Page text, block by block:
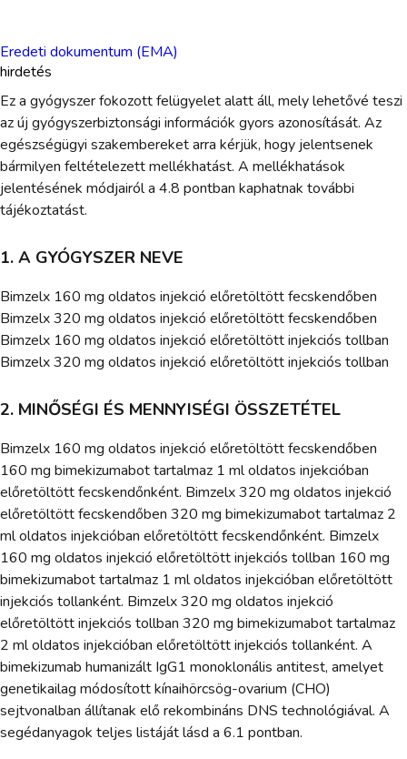
Eredeti dokumentum (EMA)
hirdetés
Ez a gyógyszer fokozott felügyelet alatt áll, mely lehetővé teszi
az új gyógyszerbiztonsági információk gyors azonosítását. Az
egészségügyi szakembereket arra kérjük, hogy jelentsenek
bármilyen feltételezett mellékhatást. A mellékhatások
jelentésének módjairól a 4.8 pontban kaphatnak további
tájékoztatást.
1. A GYÓGYSZER NEVE
Bimzelx 160 mg oldatos injekció előretöltött fecskendőben
Bimzelx 320 mg oldatos injekció előretöltött fecskendőben
Bimzelx 160 mg oldatos injekció előretöltött injekciós tollban
Bimzelx 320 mg oldatos injekció előretöltött injekciós tollban
2. MINŐSÉGI ÉS MENNYISÉGI ÖSSZETÉTEL
Bimzelx 160 mg oldatos injekció előretöltött fecskendőben
160 mg bimekizumabot tartalmaz 1 ml oldatos injekcióban
előretöltött fecskendőnként. Bimzelx 320 mg oldatos injekció
előretöltött fecskendőben 320 mg bimekizumabot tartalmaz 2
ml oldatos injekcióban előretöltött fecskendőnként. Bimzelx
160 mg oldatos injekció előretöltött injekciós tollban 160 mg
bimekizumabot tartalmaz 1 ml oldatos injekcióban előretöltött
injekciós tollanként. Bimzelx 320 mg oldatos injekció
előretöltött injekciós tollban 320 mg bimekizumabot tartalmaz
2 ml oldatos injekcióban előretöltött injekciós tollanként. A
bimekizumab humanizált IgG1 monoklonális antitest, amelyet
genetikailag módosított kínaihörcsög-ovarium (CHO)
sejtvonalban állítanak elő rekombináns DNS technológiával. A
segédanyagok teljes listáját lásd a 6.1 pontban.